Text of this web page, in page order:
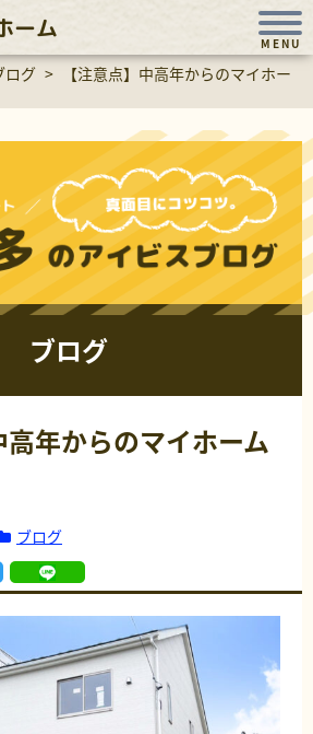
ーム
MENU
ログ > 【注意点】中高年からのマイホー
ブログ
高年からのマイホーム
ブログ